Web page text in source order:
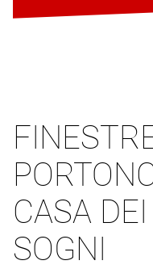
CASA
SOGNI